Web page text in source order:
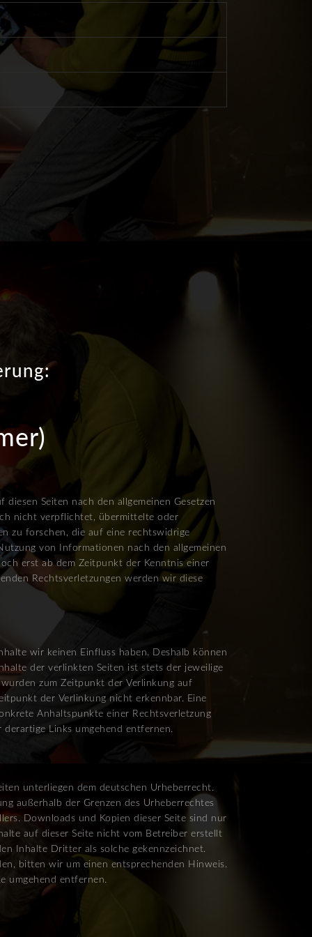
Seiten nach den allgemeinen Gesetzen
nicht verpflichtet, übermittelte oder
zu forschen, die auf eine rechtswidrige
von Informationen nach den allgemeinen
erst ab dem Zeitpunkt der Kenntnis einer
Rechtsverletzungen werden wir diese
wir keinen Einfluss haben. Deshalb können
der verlinkten Seiten ist stets der jeweilige
zum Zeitpunkt der Verlinkung auf
der Verlinkung nicht erkennbar. Eine
Anhaltspunkte einer Rechtsverletzung
Links umgehend entfernen.
unterliegen dem deutschen Urheberrecht.
außerhalb der Grenzen des Urheberrechtes
Downloads und Kopien dieser Seite sind nur
auf dieser Seite nicht vom Betreiber erstellt
Inhalte Dritter als solche gekennzeichnet.
bitten wir um einen entsprechenden Hinweis.
umgehend entfernen.